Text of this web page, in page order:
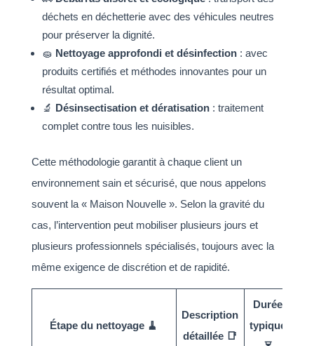
déchets en déchetterie avec des véhicules neutres
pour préserver la dignité.
🧽 Nettoyage approfondi et désinfection: avec
produits certifiés et méthodes innovantes pour un
résultat optimal.
🔬 Désinsectisation et dératisation: traitement
complet contre tous les nuisibles.
Cette méthodologie garantit à chaque client un
environnement sain et sécurisé, que nous appelons
souvent la « Maison Nouvelle ». Selon la gravité du
cas, l’intervention peut mobiliser plusieurs jours et
plusieurs professionnels spécialisés, toujours avec la
même exigence de discrétion et de rapidité.
Étape du nettoyage 🧹
Description
détaillée 📑
Durée
typique